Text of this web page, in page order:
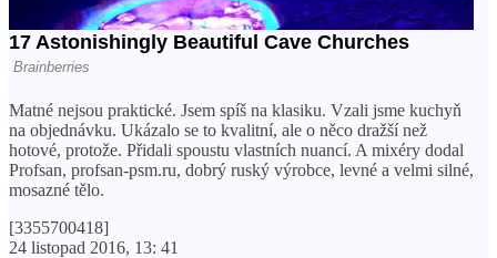
Matné nejsou praktické. Jsem spíš na klasiku. Vzali jsme kuchyň
na objednávku. Ukázalo se to kvalitní, ale o něco dražší než
hotové, protože. Přidali spoustu vlastních nuancí. A mixéry dodal
Profsan, profsan-psm.ru, dobrý ruský výrobce, levné a velmi silné,
mosazné tělo.
[3355700418]
24 listopad 2016, 13: 41